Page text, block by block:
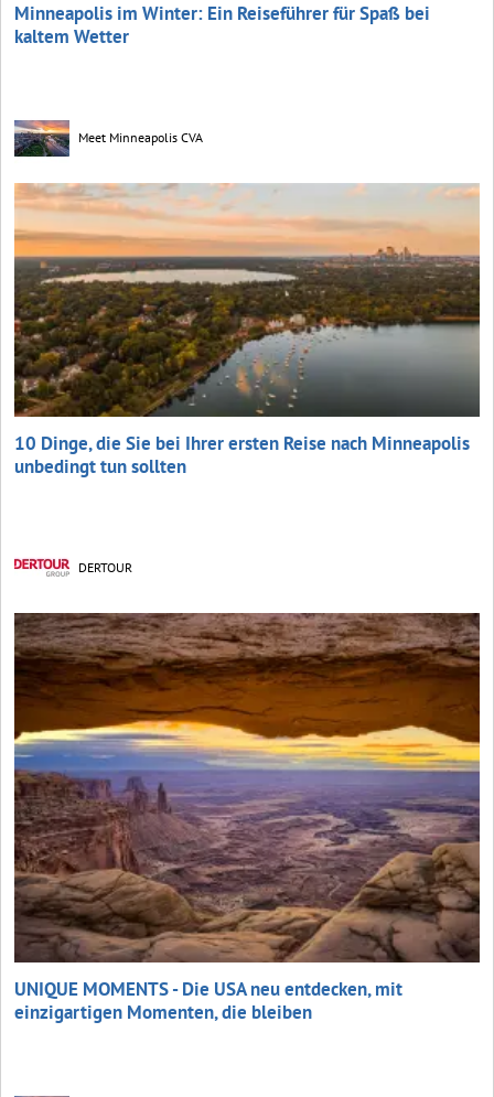
Minneapolis im Winter: Ein Reiseführer für Spaß bei
kaltem Wetter
Meet Minneapolis CVA
10 Dinge, die Sie bei Ihrer ersten Reise nach Minneapolis
unbedingt tun sollten
DERTOUR
UNIQUE MOMENTS - Die USA neu entdecken, mit
einzigartigen Momenten, die bleiben